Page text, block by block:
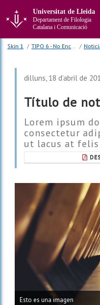
contingut
Universitat de Lleida
Departament de Filologia
Catalana i Comunicació
Skin 1 / TIPO 6 - No Encajada | No bg cabecera | bg body /
dilluns, 18 d’abril de
Título de
Lorem ipsum
consectetur
ut lacus at felis
Esto es una imagen